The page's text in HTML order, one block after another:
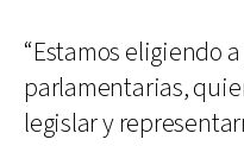
“Estamos eligiendo
parlamentarias,
legislar y